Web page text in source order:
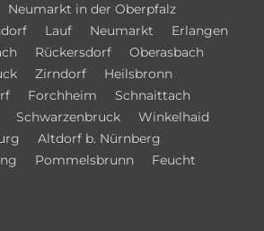
Neumarkt in der Oberpfalz
Lauf Neumarkt
Erlangen
Rückersdorf
Oberasbach
Zirndorf
Heilsbronn
Forchheim
Schnaittach
Schwarzenbruck
Winkelhaid
Altdorf b. Nürnberg
Pommelsbrunn Feucht